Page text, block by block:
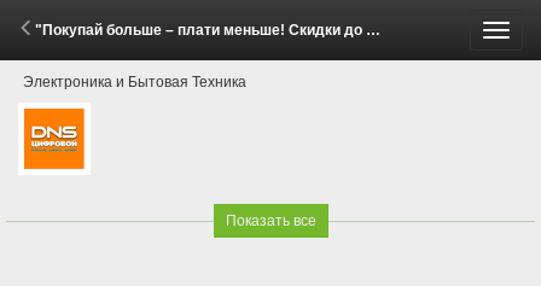
"Покупай больше – плати меньше! Скидки до 20% на бытовую технику Gorenje и Hisense!" (2 - 22 Июня 2026)
Электроника и Бытовая Техника
Показать все